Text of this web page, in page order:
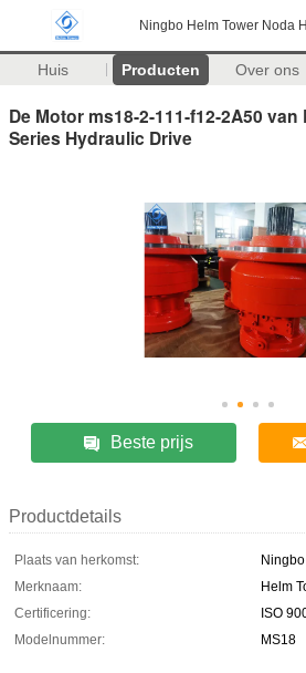
Ningbo Helm Tower Noda
Huis Producten Over ons
De Motor ms18-2-111-f12-2A50
Series Hydraulic Drive
Beste prijs
Productdetails
Plaats van herkomst:
Ningbo
Merknaam:
Helm
Certificering:
ISO
Modelnummer:
MS18